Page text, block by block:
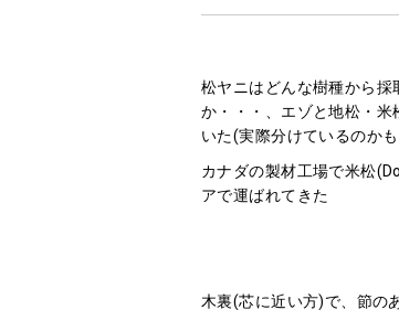
松ヤニはどんな樹種から採
か・・・、エゾと地松・
いた(実際分けているのか
カナダの製材工場で米松
アで運ばれてきた
木裏(芯に近い方)で、節の